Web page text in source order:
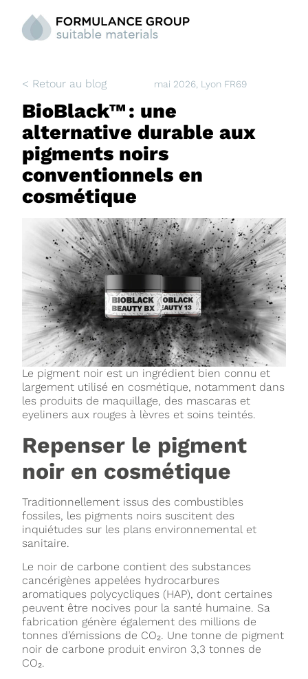
mai 2026 , Lyon FR69
< Retour au blog
BioBlack™ : une
alternative durable aux
pigments noirs
conventionnels en
cosmétique
Le pigment noir est un ingrédient bien connu et
largement utilisé en cosmétique, notamment dans
les produits de maquillage, des mascaras et
eyeliners aux rouges à lèvres et soins teintés.
Repenser le pigment
noir en cosmétique
Traditionnellement issus des combustibles
fossiles, les pigments noirs suscitent des
inquiétudes sur les plans environnemental et
sanitaire.
Le noir de carbone contient des substances
cancérigènes appelées hydrocarbures
aromatiques polycycliques (HAP), dont certaines
peuvent être nocives pour la santé humaine. Sa
fabrication génère également des millions de
tonnes d’émissions de CO₂. Une tonne de pigment
noir de carbone produit environ 3,3 tonnes de
CO₂.